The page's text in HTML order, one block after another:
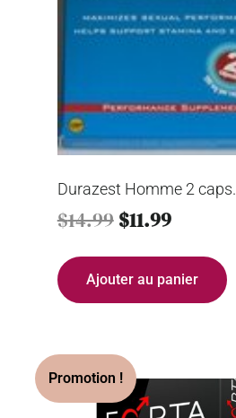
Durazest Homme 2 caps.
$14.99 $11.99
Ajouter au panier